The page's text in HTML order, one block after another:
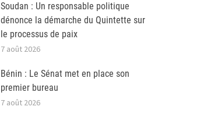
Soudan : Un responsable politique
dénonce la démarche du Quintette sur
le processus de paix
7 août 2026
Bénin : Le Sénat met en place son
premier bureau
7 août 2026